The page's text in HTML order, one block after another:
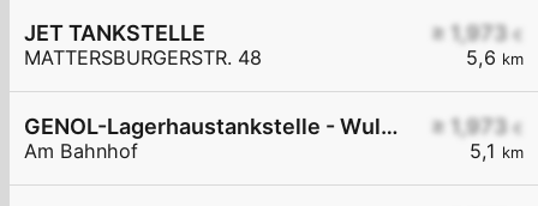
≥ 1,973 €
5,6 km
JET TANKSTELLE
MATTERSBURGERSTR. 48
≥ 1,973 €
5,1 km
GENOL-Lagerhaustankstelle - Wulkaprodersdorf
Am Bahnhof